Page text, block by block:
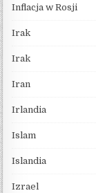
Inflacja w Rosji
Irak
Irak
Iran
Irlandia
Islam
Islandia
Izrael